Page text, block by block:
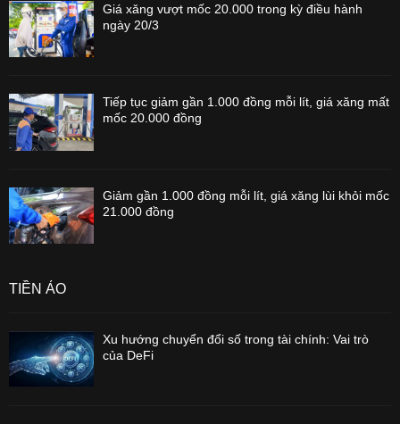
Giá xăng vượt mốc 20.000 trong kỳ điều hành
ngày 20/3
Tiếp tục giảm gần 1.000 đồng mỗi lít, giá xăng mất
mốc 20.000 đồng
Giảm gần 1.000 đồng mỗi lít, giá xăng lùi khỏi mốc
21.000 đồng
TIỀN ẢO
Xu hướng chuyển đổi số trong tài chính: Vai trò
của DeFi